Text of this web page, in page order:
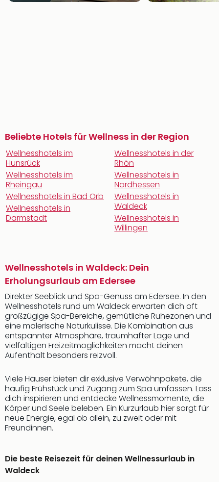
Beliebte Hotels für Wellness in der Region
Wellnesshotels im
Hunsrück
Wellnesshotels im
Rheingau
Wellnesshotels in Bad Orb
Wellnesshotels in
Darmstadt
Wellnesshotels in der
Rhön
Wellnesshotels in
Nordhessen
Wellnesshotels in
Waldeck
Wellnesshotels in
Willingen
Wellnesshotels in Waldeck: Dein
Erholungsurlaub am Edersee
Direkter Seeblick und Spa-Genuss am Edersee. In den
Wellnesshotels rund um Waldeck erwarten dich oft
großzügige Spa-Bereiche, gemütliche Ruhezonen und
eine malerische Naturkulisse. Die Kombination aus
entspannter Atmosphäre, traumhafter Lage und
vielfältigen Freizeitmöglichkeiten macht deinen
Aufenthalt besonders reizvoll.
Viele Häuser bieten dir exklusive Verwöhnpakete, die
häufig Frühstück und Zugang zum Spa umfassen. Lass
dich inspirieren und entdecke Wellnessmomente, die
Körper und Seele beleben. Ein Kurzurlaub hier sorgt für
neue Energie, egal ob allein, zu zweit oder mit
Freundinnen.
Die beste Reisezeit für deinen Wellnessurlaub in
Waldeck